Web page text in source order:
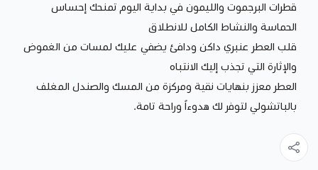
قطرات البرجموت والليمون في بداية اليوم تمنحك إحساس
الحماسة والنشاط الكامل للانطلاق
قلب العطر عنبري داكن ودافئ يضفي عليك لمسات من الغموض
والإثارة التي تجذب إليك الانتباه
العطر معزز بنهايات نقية ومركزة من المسك والصندل المغلف
بالباتشولي لتوفر لك هدوءاً وراحة تامة.